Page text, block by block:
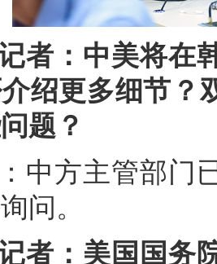
者：中美将在
绍更多细节？
题？
中方主管部门
问。
者：美国国务